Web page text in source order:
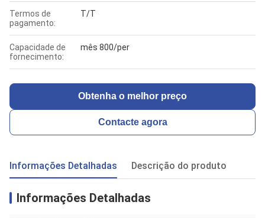
Termos de
pagamento:
T/T
Capacidade de
fornecimento:
mês 800/per
Obtenha o melhor preço
Contacte agora
Informações Detalhadas Descrição do produto
Informações Detalhadas